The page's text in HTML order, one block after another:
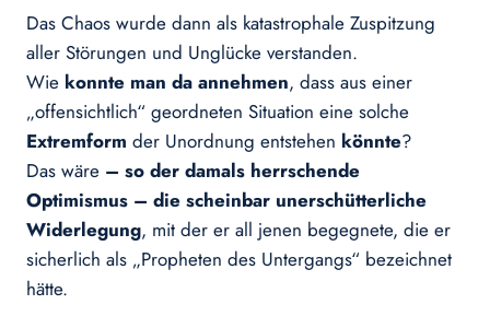
Das Chaos wurde dann als katastrophale Zuspitzung
aller Störungen und Unglücke verstanden.
Wie konnte man da annehmen, dass aus einer
„offensichtlich“ geordneten Situation eine solche
Extremform der Unordnung entstehen könnte?
Das wäre – so der damals herrschende
Optimismus – die scheinbar unerschütterliche
Widerlegung, mit der er all jenen begegnete, die er
sicherlich als „Propheten des Untergangs“ bezeichnet
hätte.